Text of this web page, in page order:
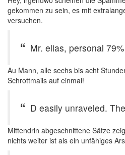
gekommen zu sein, es mit
versuchen.
Mr. elias, personal
Au Mann, alle sechs bis acht
Schrottmails auf einmal!
D easily unraveled.
Mittendrin abgeschnittene Sätze
nichts weiter ist als ein unfähiges